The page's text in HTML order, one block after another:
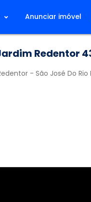
Anunciar imóvel
Redentor
- São José Do Rio